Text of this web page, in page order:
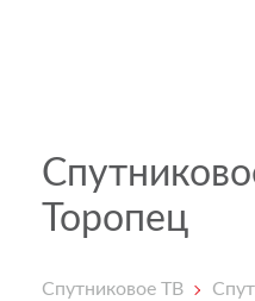
Торопец
Спутниковое ТВ